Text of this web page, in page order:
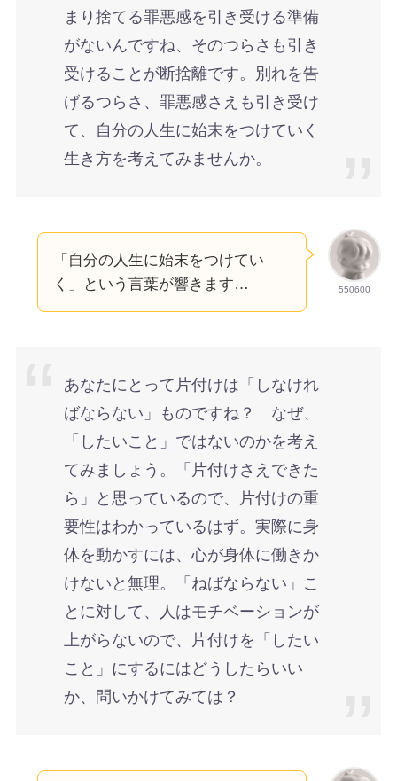
まり捨てる罪悪感を引き受ける準備
がないんですね、そのつらさも引き
受けることが断捨離です。別れを告
げるつらさ、罪悪感さえも引き受け
て、自分の人生に始末をつけていく
生き方を考えてみませんか。
550600
「自分の人生に始末をつけてい
く」という言葉が響きます…
あなたにとって片付けは「しなけれ
ばならない」ものですね？ なぜ、
「したいこと」ではないのかを考え
てみましょう。「片付けさえできた
ら」と思っているので、片付けの重
要性はわかっているはず。実際に身
体を動かすには、心が身体に働きか
けないと無理。「ねばならない」こ
とに対して、人はモチベーションが
上がらないので、片付けを「したい
こと」にするにはどうしたらいい
か、問いかけてみては？